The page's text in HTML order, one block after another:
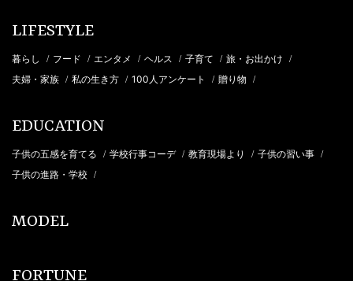
LIFESTYLE
暮らし / フード / エンタメ / ヘルス / 子育て / 旅・お出かけ /
夫婦・家族 / 私の生き方 / 100人アンケート / 贈り物 /
EDUCATION
子供の五感を育てる / 学校行事コーデ / 教育現場より / 子供の習い事 /
子供の進路・学校 /
MODEL
FORTUNE